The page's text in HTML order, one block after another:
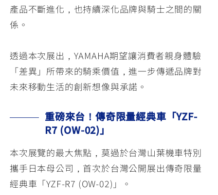
產品不斷進化，也持續深化品牌與騎士之間的關
係。
透過本次展出，YAMAHA期望讓消費者親身體驗
「差異」所帶來的騎乘價值，進一步傳遞品牌對
未來移動生活的創新想像與承諾。
重磅來台！傳奇限量經典車「YZF-
R7 (OW-02)」
本次展覽的最大焦點，莫過於台灣山葉機車特別
攜手日本母公司，首次於台灣公開展出傳奇限量
經典車「YZF-R7 (OW-02)」。